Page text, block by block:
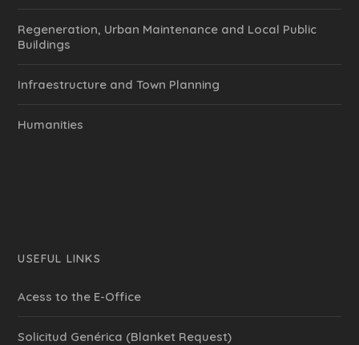
Regeneration, Urban Maintenance and Local Public
Buildings
Infraestructure and Town Planning
Humanities
USEFUL LINKS
Acess to the E-Office
Solicitud Genérica (Blanket Request)